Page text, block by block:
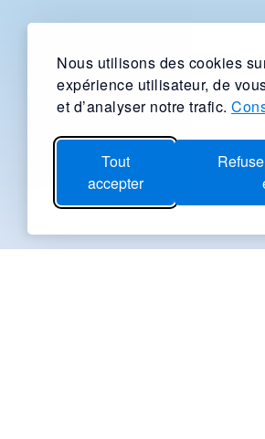
Nous utilisons des cookies
expérience utilisateur, de
et d’analyser notre trafic.
Tout
accepter